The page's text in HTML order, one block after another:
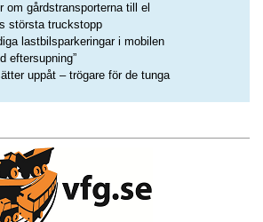
om gårdstransporterna till el
största truckstopp
lastbilsparkeringar i mobilen
eftersupning”
uppåt – trögare för de tunga